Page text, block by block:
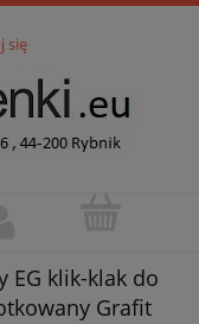
się
EG klik-klak do
Grafit